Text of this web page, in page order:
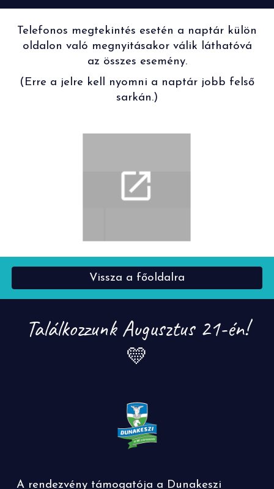
Telefonos megtekintés esetén a naptár külön
oldalon való megnyitásakor válik láthatóvá
az összes esemény.
(Erre a jelre kell nyomni a naptár jobb felső
sarkán.)
Vissza a főoldalra
Találkozzunk Augusztus 21-én!
💛
A rendezvény támogatója a Dunakeszi